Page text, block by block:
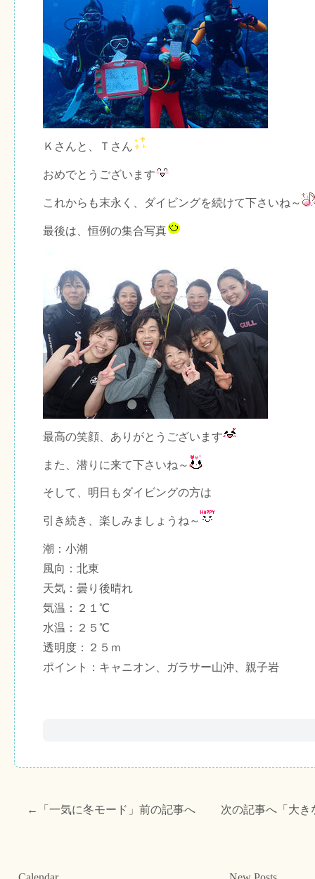
Ｋさんと、Ｔさん
おめでとうございます
これからも末永く、ダイビングを続けて下さいね～
最後は、恒例の集合写真
最高の笑顔、ありがとうございます
また、潜りに来て下さいね～
そして、明日もダイビングの方は
引き続き、楽しみましょうね～
潮：小潮
風向：北東
天気：曇り後晴れ
気温：２１℃
水温：２５℃
透明度：２５ｍ
ポイント：キャニオン、ガラサー山沖、親子岩
←「 一気に冬モード 」前の記事へ 次の記事へ「 大き